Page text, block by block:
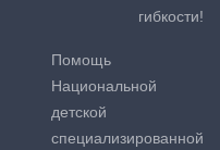
гибкости!
Помощь
Национальной
детской
специализированной